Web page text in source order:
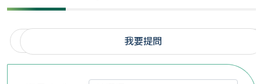
我要提問